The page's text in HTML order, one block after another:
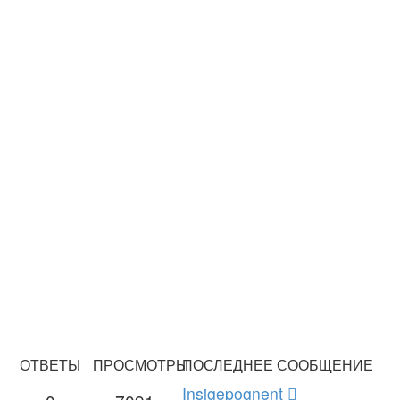
ОТВЕТЫ ПРОСМОТРЫПОСЛЕДНЕЕ СООБЩЕНИЕ
Insigepognent